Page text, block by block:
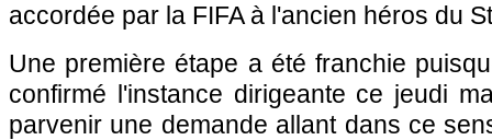
accordée par la FIFA à l'ancien héros du
Une première étape a été franchie
confirmé l'instance dirigeante ce jeudi
parvenir une demande allant dans ce